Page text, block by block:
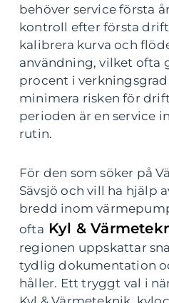
behöver service första
kontroll efter första
kalibrera kurva och
användning, vilket ofta
procent i
minimera risken för
perioden är en service
rutin.
För den som söker på
Sävsjö och vill ha hjälp
bredd inom
ofta Kyl &
regionen uppskattar
tydlig dokumentation
håller. Ett tryggt val i